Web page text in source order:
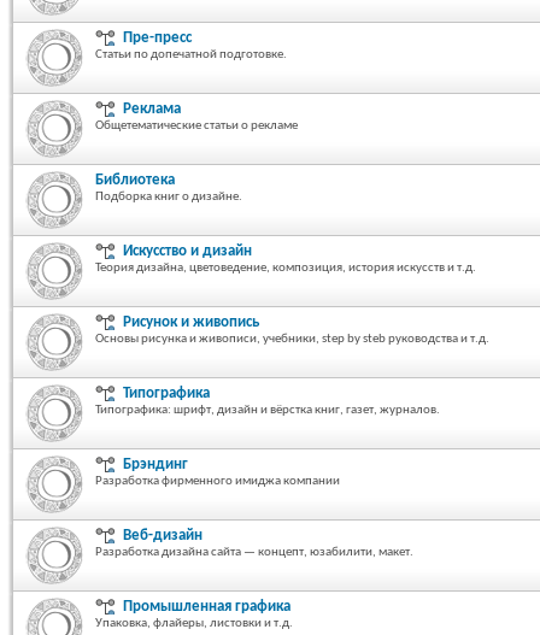
Пре-пресс
Статьи по допечатной подготовке.
Реклама
Общетематические статьи о рекламе
Библиотека
Подборка книг о дизайне.
Искусство и дизайн
Теория дизайна, цветоведение, композиция, история искусств и т.д.
Рисунок и живопись
Основы рисунка и живописи, учебники, step by steb руководства и т.д.
Типографика
Типографика: шрифт, дизайн и вёрстка книг, газет, журналов.
Брэндинг
Разработка фирменного имиджа компании
Веб-дизайн
Разработка дизайна сайта — концепт, юзабилити, макет.
Промышленная графика
Упаковка, флайеры, листовки и т.д.